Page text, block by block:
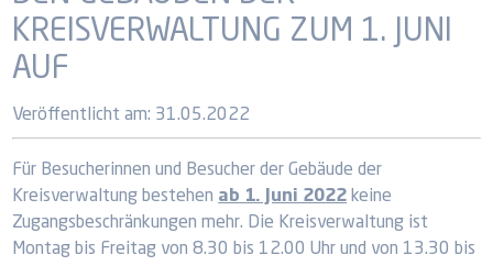
KREISVERWALTUNG ZUM 1. JUNI
AUF
Veröffentlicht am: 31.05.2022
Für Besucherinnen und Besucher der Gebäude der
Kreisverwaltung bestehen ab 1. Juni 2022 keine
Zugangsbeschränkungen mehr. Die Kreisverwaltung ist
Montag bis Freitag von 8.30 bis 12.00 Uhr und von 13.30 bis